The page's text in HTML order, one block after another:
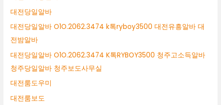
대전당일알바
대전당일알바 O1O.2062.3474 k톡ryboy3500 대전유흥알바 대
전밤알바
대전당일알바 O1O.2062.3474 K톡RYBOY3500 청주고소득알바
청주당일알바 청주보도사무실
대전룸도우미
대전룸보도